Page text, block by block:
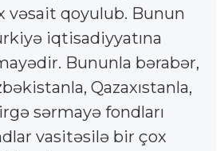
vəsait qoyulub. Bunun
iqtisadiyyatına
Bununla bərabər,
Qazaxıstanla,
sərmayə fondları
vasitəsilə bir çox